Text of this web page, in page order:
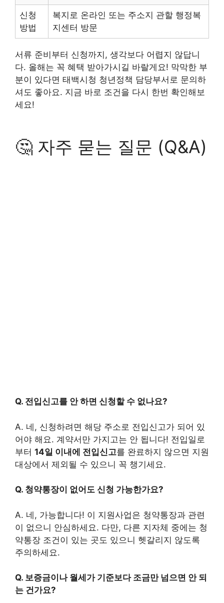
신청
방법
복지로 온라인 또는 주소지 관할 행정복
지센터 방문
서류 준비부터 신청까지, 생각보다 어렵지 않답니
다. 올해는 꼭 혜택 받아가시길 바랄게요! 막막한 부
분이 있다면 태백시청 청년정책 담당부서로 문의하
셔도 좋아요. 지금 바로 조건을 다시 한번 확인해보
세요!
🤔 자주 묻는 질문 (Q&A)
Q. 전입신고를 안 하면 신청할 수 없나요?
A. 네, 신청하려면 해당 주소로 전입신고가 되어 있
어야 해요. 계약서만 가지고는 안 됩니다! 전입일로
부터 14일 이내에 전입신고를 완료하지 않으면 지원
대상에서 제외될 수 있으니 꼭 챙기세요.
Q. 청약통장이 없어도 신청 가능한가요?
A. 네, 가능합니다! 이 지원사업은 청약통장과 관련
이 없으니 안심하세요. 다만, 다른 지자체 중에는 청
약통장 조건이 있는 곳도 있으니 헷갈리지 않도록
주의하세요.
Q. 보증금이나 월세가 기준보다 조금만 넘으면 안 되
는 건가요?